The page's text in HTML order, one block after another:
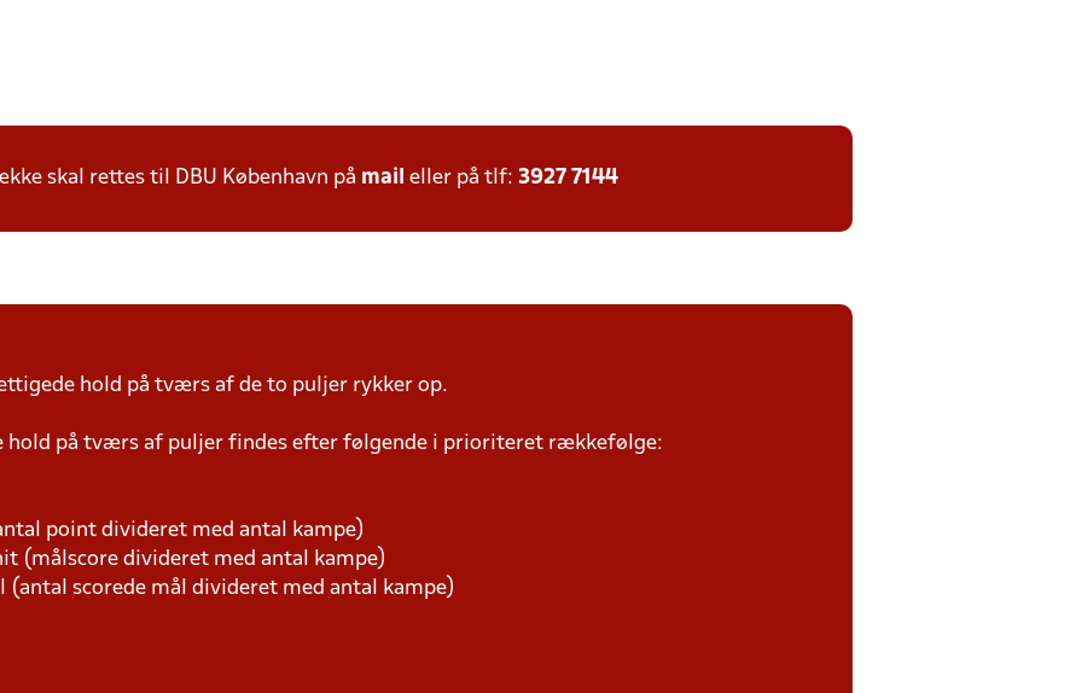
skal rettes til DBU København på mail eller på tlf: 3927 7144
hold på tværs af de to puljer rykker op.
hold på tværs af puljer findes efter følgende i prioriteret rækkefølge:
point divideret med antal kampe)
(målscore divideret med antal kampe)
(antal scorede mål divideret med antal kampe)